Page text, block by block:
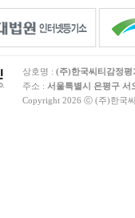
상호명 : (주)한국씨티감정평
주소 : 서울특별시 은평구 서
Copyright 2026 ⓒ (주)한국